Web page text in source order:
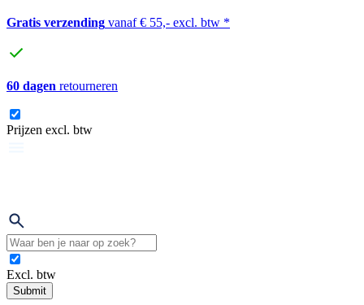
Gratis verzending vanaf € 55,- excl. btw *
60 dagen retourneren
Prijzen excl. btw
Excl. btw
Submit